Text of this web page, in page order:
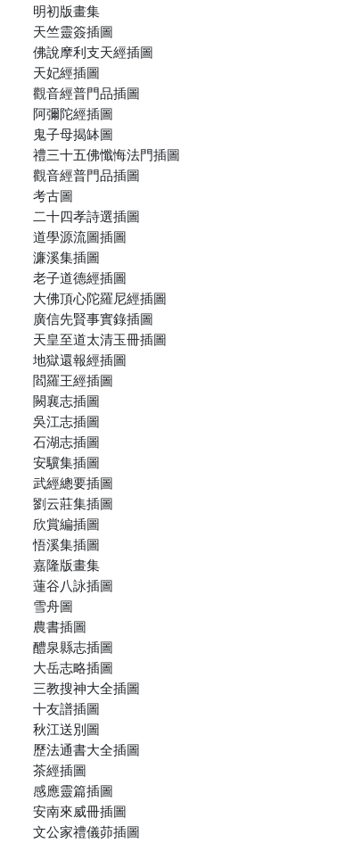
明初版畫集
天竺靈簽插圖
佛說摩利支天經插圖
天妃經插圖
觀音經普門品插圖
阿彌陀經插圖
鬼子母揭缽圖
禮三十五佛懺悔法門插圖
觀音經普門品插圖
考古圖
二十四孝詩選插圖
道學源流圖插圖
濂溪集插圖
老子道德經插圖
大佛頂心陀羅尼經插圖
廣信先賢事實錄插圖
天皇至道太清玉冊插圖
地獄還報經插圖
閻羅王經插圖
闕襄志插圖
吳江志插圖
石湖志插圖
安驥集插圖
武經總要插圖
劉云莊集插圖
欣賞編插圖
悟溪集插圖
嘉隆版畫集
蓮谷八詠插圖
雪舟圖
農書插圖
醴泉縣志插圖
大岳志略插圖
三教搜神大全插圖
十友譜插圖
秋江送別圖
歷法通書大全插圖
茶經插圖
感應靈篇插圖
安南來威冊插圖
文公家禮儀茆插圖